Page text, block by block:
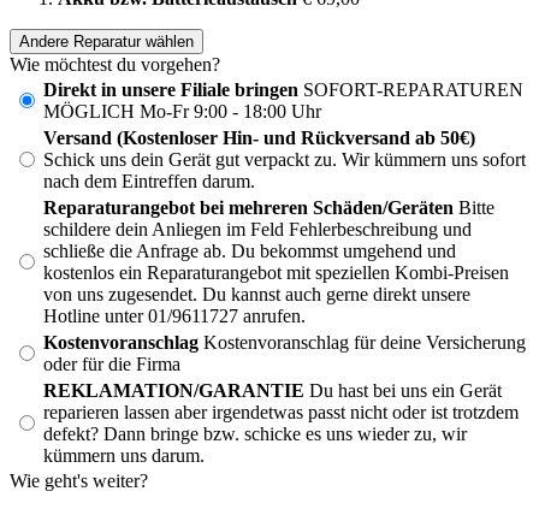
Andere Reparatur wählen
Wie möchtest du vorgehen?
Direkt in unsere Filiale bringen SOFORT-REPARATUREN
MÖGLICH Mo-Fr 9:00 - 18:00 Uhr
Versand (Kostenloser Hin- und Rückversand ab 50€)
Schick uns dein Gerät gut verpackt zu. Wir kümmern uns sofort
nach dem Eintreffen darum.
Reparaturangebot bei mehreren Schäden/Geräten Bitte
schildere dein Anliegen im Feld Fehlerbeschreibung und
schließe die Anfrage ab. Du bekommst umgehend und
kostenlos ein Reparaturangebot mit speziellen Kombi-Preisen
von uns zugesendet. Du kannst auch gerne direkt unsere
Hotline unter 01/9611727 anrufen.
Kostenvoranschlag Kostenvoranschlag für deine Versicherung
oder für die Firma
REKLAMATION/GARANTIE Du hast bei uns ein Gerät
reparieren lassen aber irgendetwas passt nicht oder ist trotzdem
defekt? Dann bringe bzw. schicke es uns wieder zu, wir
kümmern uns darum.
Wie geht's weiter?